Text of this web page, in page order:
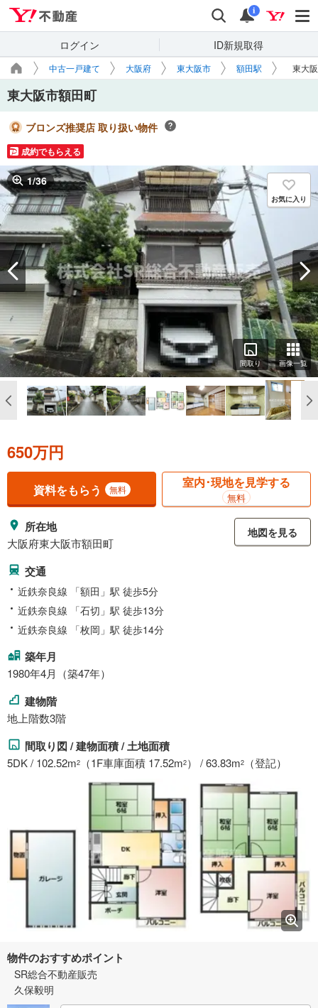
検索 通知
i
ログイン ID新規取得
中古一戸建て 大阪府 東大阪市 額田駅 東大
東大阪市額田町
ブロンズ推奨店 取り扱い物件
成約でもらえる
1/36
お気に入り
間取り 画像一覧
650万円
資料をもらう 無料 室内･現地を見学する
無料
所在地
大阪府東大阪市額田町
地図を見る
交通
近鉄奈良線 「額田」駅 徒歩5分
近鉄奈良線 「石切」駅 徒歩13分
近鉄奈良線 「枚岡」駅 徒歩14分
築年月
1980年4月（築47年）
建物階
地上階数3階
間取り図 / 建物面積 / 土地面積
5DK / 102.52m2 （1F車庫面積 17.52m2） / 63.83m2 （登記）
物件のおすすめポイント
SR総合不動産販売
久保毅明